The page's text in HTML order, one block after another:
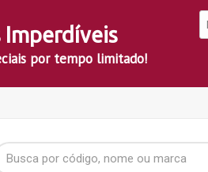
Imperdíveis
por tempo limitado!